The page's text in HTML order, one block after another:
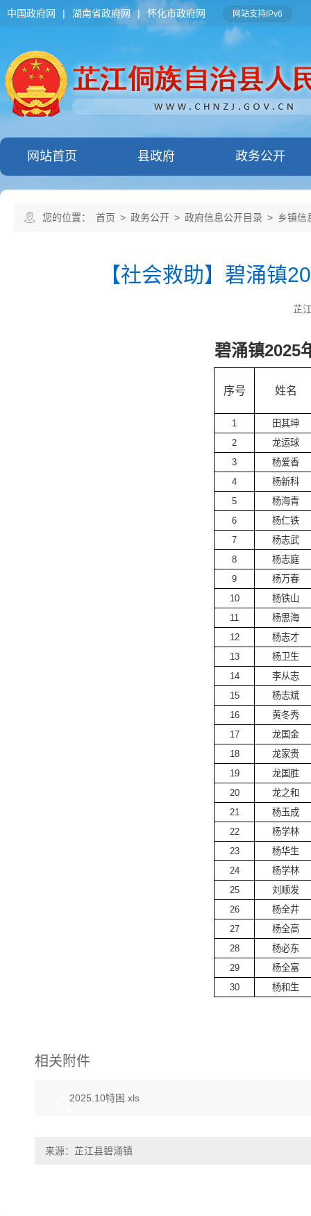
中国政府网 | 湖南省政府网 | 怀化市政府网 网站支持IPv6
网站首页 县政府 政务公开
您的位置： 首页 > 政务公开 > 政府信息公开目录 > 乡镇信
【社会救助】碧涌镇
芷
碧涌镇2025
序号 姓名
1
田其坤
2
龙运球
3
杨爱香
4
杨新科
5
杨海青
6
杨仁铁
7
杨志武
8
杨志庭
9
杨万春
10
杨铁山
11
杨思海
12
杨志才
13
杨卫生
14
李从志
15
杨志斌
16
黄冬秀
17
龙国金
18
龙家贵
19
龙国胜
20
龙之和
21
杨玉成
22
杨学林
23
杨华生
24
杨学林
25
刘顺发
26
杨全井
27
杨全高
28
杨必东
29
杨全富
30
杨和生
相关附件
2025.10特困.xls
来源：芷江县碧涌镇